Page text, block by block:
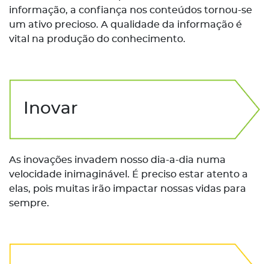
informação, a confiança nos conteúdos tornou-se
um ativo precioso. A qualidade da informação é
vital na produção do conhecimento.
Inovar
As inovações invadem nosso dia-a-dia numa
velocidade inimaginável. É preciso estar atento a
elas, pois muitas irão impactar nossas vidas para
sempre.